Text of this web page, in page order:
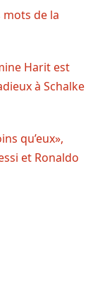
mots de la
Harit est
à Schalke
qu’eux»,
et Ronaldo